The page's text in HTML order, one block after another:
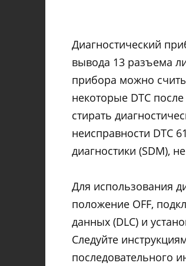
Диагностический
вывода 13 разъема
прибора можно
некоторые DTC
стирать
неисправности DTC
диагностики (SDM),
Для использования
положение OFF,
данных (DLC) и
Следуйте
последовательного